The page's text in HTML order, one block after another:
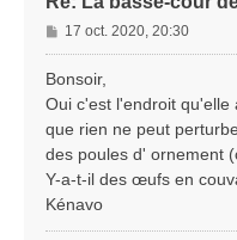
M
e
s
g
e
17 oct. 2020, 20:30
Bonsoir,
Oui c'est l'endroit qu'elle
que rien ne peut
des poules d' ornement
Y-a-t-il des œufs en
Kénavo